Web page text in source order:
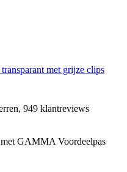
met grijze clips
949 klantreviews
GAMMA Voordeelpas